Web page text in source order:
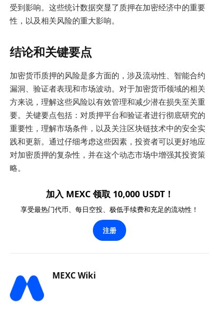
受到影响。这些统计数据突显了质押在加密经济中的重要
性，以及相关风险的重大影响。
结论和关键要点
加密货币质押的风险是多方面的，涉及流动性、智能合约
漏洞、验证者表现和市场波动。对于加密货币领域的相关
方来说，理解这些风险以有效管理和减少潜在损失至关重
要。关键要点包括：对质押平台和验证者进行彻底研究的
重要性，理解市场条件，以及关注区块链技术中的安全实
践和更新。通过仔细考虑这些因素，投资者可以更好地应
对加密质押的复杂性，并在这个动态市场中增强其投资策
略。
加入 MEXC 领取 10,000 USDT！
享受最热门代币、每日空投、极低手续费和充足的流动性！
注册
MEXC Wiki